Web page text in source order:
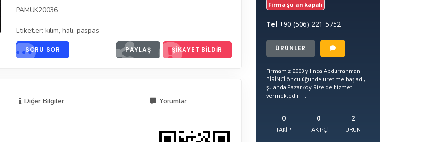
PAMUK20036
Etiketler: kilim, halı, paspas
SORU SOR PAYLAŞ ŞIKAYET BILDIR
Diğer Bilgiler Yorumlar
Firma şu an kapalı
Tel +90 (506) 221-5752
ÜRÜNLER
Firmamız 2003 yılında Abdurrahman
BİRİNCİ öncülüğünde üretime başladı,
şu anda Pazarköy Rize'de hizmet
vermektedir. ...
0
TAKIP
0
TAKIPÇI
2
ÜRÜN